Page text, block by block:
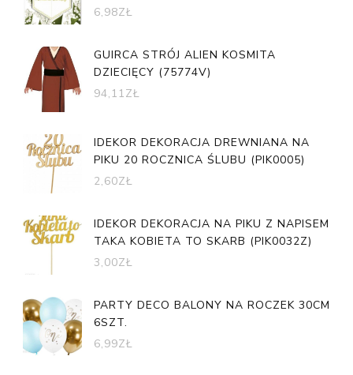
6,98ZŁ
GUIRCA STRÓJ ALIEN KOSMITA
DZIECIĘCY (75774V)
94,11ZŁ
IDEKOR DEKORACJA DREWNIANA NA
PIKU 20 ROCZNICA ŚLUBU (PIK0005)
2,60ZŁ
IDEKOR DEKORACJA NA PIKU Z NAPISEM
TAKA KOBIETA TO SKARB (PIK0032Z)
3,00ZŁ
PARTY DECO BALONY NA ROCZEK 30CM
6SZT.
6,99ZŁ